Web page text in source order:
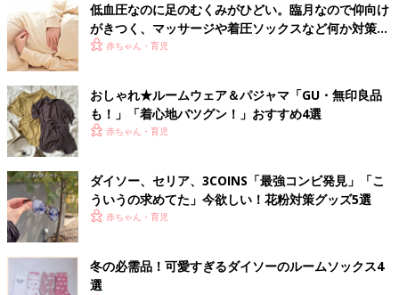
低血圧なのに足のむくみがひどい。臨月なので仰向け
がきつく、マッサージや着圧ソックスなど何か対策さ
れている方いますか？－”まいにちのたまひよ”の体験
赤ちゃん・育児
おしゃれ★ルームウェア＆パジャマ「GU・無印良品
も！」「着心地バツグン！」おすすめ4選
赤ちゃん・育児
ダイソー、セリア、3COINS「最強コンビ発見」「こ
ういうの求めてた」今欲しい！花粉対策グッズ5選
赤ちゃん・育児
冬の必需品！可愛すぎるダイソーのルームソックス4
選